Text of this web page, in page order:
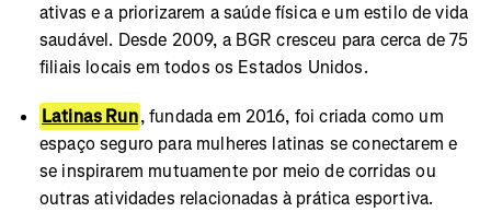
ativas e a priorizarem a saúde física e um estilo de vida
saudável. Desde 2009, a BGR cresceu para cerca de 75
filiais locais em todos os Estados Unidos.
Latinas Run, fundada em 2016, foi criada como um
espaço seguro para mulheres latinas se conectarem e
se inspirarem mutuamente por meio de corridas ou
outras atividades relacionadas à prática esportiva.